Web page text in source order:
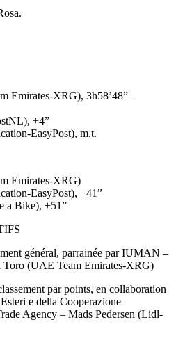
Emirates-XRG), 3h58’48” –
+4”
EasyPost), m.t.
Emirates-XRG)
EasyPost), +41”
a Bike), +51”
général, parrainée par IUMAN –
(UAE Team Emirates-XRG)
par points, en collaboration
e della Cooperazione
Agency – Mads Pedersen (Lidl-